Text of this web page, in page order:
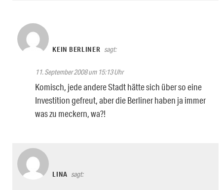
KEIN BERLINER sagt:
11. September 2008 um 15:13 Uhr
Komisch, jede andere Stadt hätte sich über so eine
Investition gefreut, aber die Berliner haben ja immer
was zu meckern, wa?!
LINA sagt: